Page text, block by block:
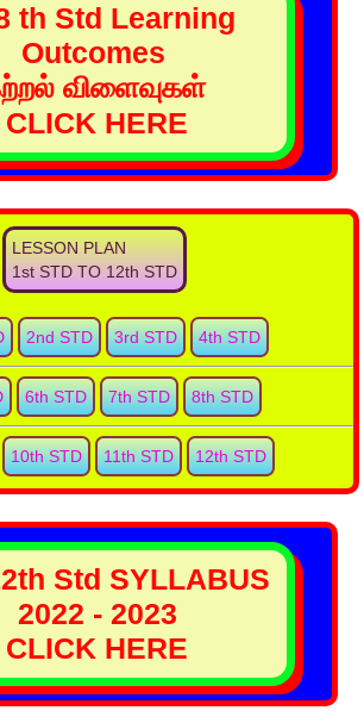
th Std Learning
Outcomes
விளைவுகள்
CLICK HERE
LESSON PLAN
1st STD TO 12th STD
2nd STD 3rd STD 4th STD
6th STD 7th STD 8th STD
10th STD 11th STD 12th STD
Std SYLLABUS
2022 - 2023
CLICK HERE